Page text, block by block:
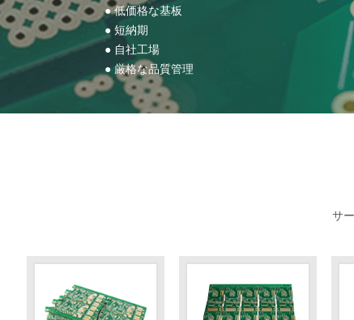
● 低価格な基板
● 短納期
● 自社工場
● 厳格な品質管理
サ